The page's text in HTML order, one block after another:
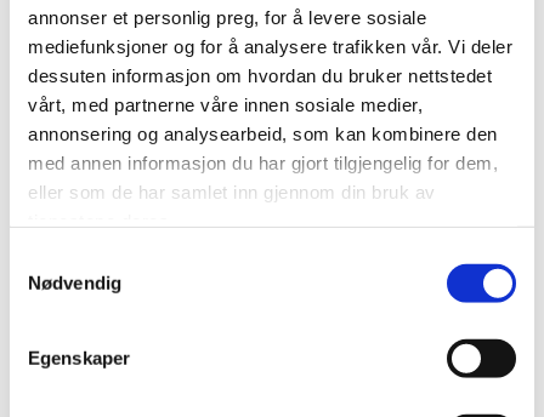
annonser et personlig preg, for å levere sosiale
mediefunksjoner og for å analysere trafikken vår. Vi deler
dessuten informasjon om hvordan du bruker nettstedet
vårt, med partnerne våre innen sosiale medier,
annonsering og analysearbeid, som kan kombinere den
med annen informasjon du har gjort tilgjengelig for dem,
eller som de har samlet inn gjennom din bruk av
Nødvendig
Egenskaper